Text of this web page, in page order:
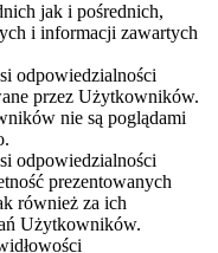
jak i pośrednich,
i informacji zawartych
odpowiedzialności
przez Użytkowników.
nie są poglądami
odpowiedzialności
prezentowanych
również za ich
Użytkowników.